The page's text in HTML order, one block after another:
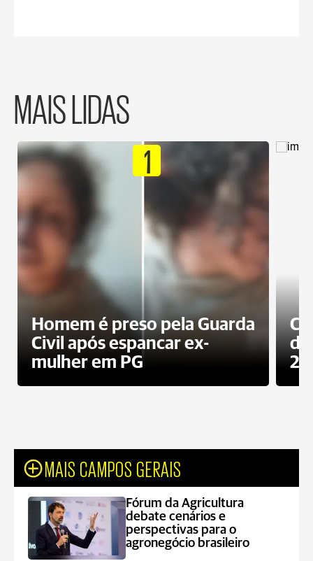
MAIS LIDAS
1
Homem é preso pela Guarda
Civil após espancar ex-
mulher em PG
da
MAIS CAMPOS GERAIS
Fórum da Agricultura
debate cenários e
perspectivas para o
agronegócio brasileiro